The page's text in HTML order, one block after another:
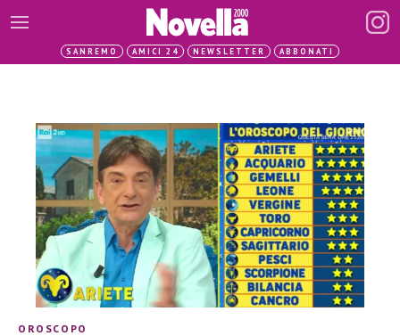
SANREMO AMICI 24 NEWSLETTER ABBONATI
OROSCOPO